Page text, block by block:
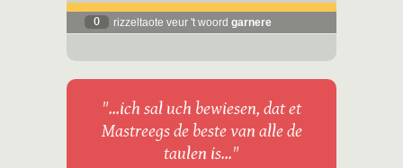
0 rizzeltaote veur 't woord garnere
"...ich sal uch bewiesen, dat et
Mastreegs de beste van alle de
taulen is..."